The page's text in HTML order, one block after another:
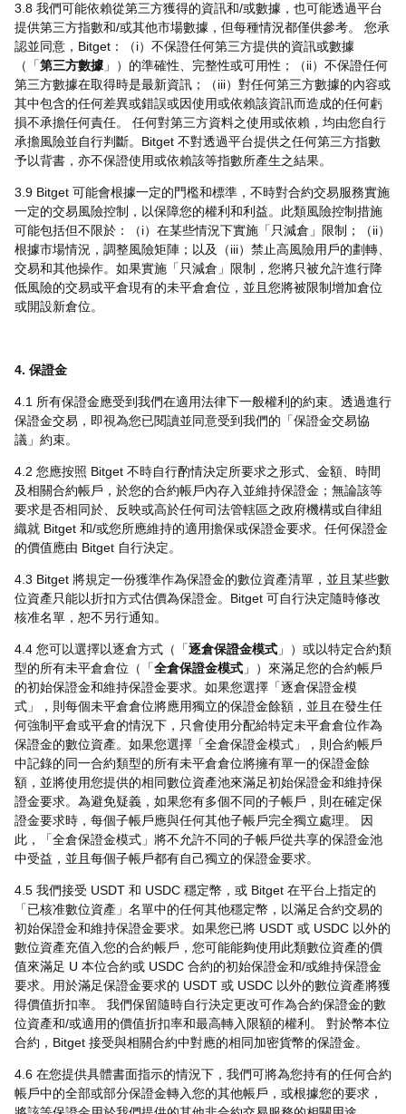
3.8 我們可能依賴從第三方獲得的資訊和/或數據，也可能透過平台
提供第三方指數和/或其他市場數據，但每種情況都僅供參考。 您承
認並同意，Bitget：（i）不保證任何第三方提供的資訊或數據
（「第三方數據 」）的準確性、完整性或可用性；（ii）不保證任何
第三方數據在取得時是最新資訊；（iii）對任何第三方數據的內容或
其中包含的任何差異或錯誤或因使用或依賴該資訊而造成的任何虧
損不承擔任何責任。 任何對第三方資料之使用或依賴，均由您自行
承擔風險並自行判斷。Bitget 不對透過平台提供之任何第三方指數
予以背書，亦不保證使用或依賴該等指數所產生之結果。
3.9 Bitget 可能會根據一定的門檻和標準，不時對合約交易服務實施
一定的交易風險控制，以保障您的權利和利益。此類風險控制措施
可能包括但不限於：（i）在某些情況下實施「只減倉」限制；（ii）
根據市場情況，調整風險矩陣；以及（iii）禁止高風險用戶的劃轉、
交易和其他操作。如果實施「只減倉」限制，您將只被允許進行降
低風險的交易或平倉現有的未平倉倉位，並且您將被限制增加倉位
或開設新倉位。
4. 保證金
4.1 所有保證金應受到我們在適用法律下一般權利的約束。透過進行
保證金交易，即視為您已閱讀並同意受到我們的「保證金交易協
議」約束。
4.2 您應按照 Bitget 不時自行酌情決定所要求之形式、金額、時間
及相關合約帳戶，於您的合約帳戶內存入並維持保證金；無論該等
要求是否相同於、反映或高於任何司法管轄區之政府機構或自律組
織就 Bitget 和/或您所應維持的適用擔保或保證金要求。任何保證金
的價值應由 Bitget 自行決定。
4.3 Bitget 將規定一份獲準作為保證金的數位資產清單，並且某些數
位資產只能以折扣方式估價為保證金。Bitget 可自行決定隨時修改
核准名單，恕不另行通知。
4.4 您可以選擇以逐倉方式（「逐倉保證金模式 」）或以特定合約類
型的所有未平倉倉位（「‌全倉保證金模式 」）來滿足您的合約帳戶
的初始保證金和維持保證金要求。如果您選擇「逐倉保證金模
式」，則每個未平倉倉位將應用獨立的保證金餘額，並且在發生任
何強制平倉或平倉的情況下，只會使用分配給特定未平倉倉位作為
保證金的數位資產。如果您選擇「全倉保證金模式」，則合約帳戶
中記錄的同一合約類型的所有未平倉倉位將擁有單一的保證金餘
額，並將使用您提供的相同數位資產池來滿足初始保證金和維持保
證金要求。為避免疑義，如果您有多個不同的子帳戶，則在確定保
證金要求時，每個子帳戶應與任何其他子帳戶完全獨立處理。 因
此，「全倉保證金模式」將不允許不同的子帳戶從共享的保證金池
中受益，並且每個子帳戶都有自己獨立的保證金要求。
4.5 我們接受 USDT 和 USDC 穩定幣，或 Bitget 在平台上指定的
「已核准數位資產」名單中的任何其他穩定幣，以滿足合約交易的
初始保證金和維持保證金要求。如果您已將 USDT 或 USDC 以外的
數位資產充值入您的合約帳戶，您可能能夠使用此類數位資產的價
值來滿足 U 本位合約或 USDC 合約的初始保證金和/或維持保證金
要求。用於滿足保證金要求的 USDT 或 USDC 以外的數位資產將獲
得價值折扣率。 我們保留隨時自行決定更改可作為合約保證金的數
位資產和/或適用的價值折扣率和最高轉入限額的權利。 對於幣本位
合約，Bitget 接受與相關合約中對應的相同加密貨幣的保證金。
4.6 在您提供具體書面指示的情況下，我們可將為您持有的任何合約
帳戶中的全部或部分保證金轉入您的其他帳戶，或根據您的要求，